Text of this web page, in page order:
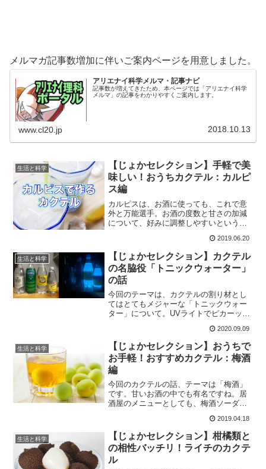
メルマガ記事数増加に伴いご案内ページを用意しました。
アリエナイ科学メルマ・記事ナビ
記事数が増えてきたため、本ページでは「アリエナイ科学
メルマ」の記事をわかりやすくご案内します。
www.cl20.jp 2018.10.13
生活と科学
【じょかセレクション】手軽で美
味しい！おうちカクテル：カルピ
ス編
カルピスは、お酒に使っても、これで意
外と万能選手。お酒の度数と甘さの加減
について、好みに調整しやすいという利
飲んでいたのを思い出します。そんな訳
で、今回はカルピスを使ったカクテルレ
シピをご紹介していきます
2019.06.20
生活と科学
【じょかセレクション】カクテル
の名脇役「トニックウォーター」
の話
今回のテーマは、カクテルの割り材とし
てはとてもメジャーな「トニックウォー
ター」について。UVライトでピカーッと
印象をお持ちの方もいらっしゃるでしょ
う。そんなトニックを使ったカクテルを
ご紹介しmす。
2020.09.09
生活と科学
【じょかセレクション】おうちで
お手軽！おすすめカクテル：梅酒
編
今回のカクテルの話、テーマは「梅酒」
です。甘いお酒の中でも有名ですね。居
酒屋のメニューとしても、梅酒ソーダや
ょう。この梅酒にまつわるウンチクを一
渡りした後に、カクテルをご紹介してい
こうかと思います。
2019.04.18
生活と科学
【じょかセレクション】柑橘類と
の相性バッチリ！ライチのカクテ
ル